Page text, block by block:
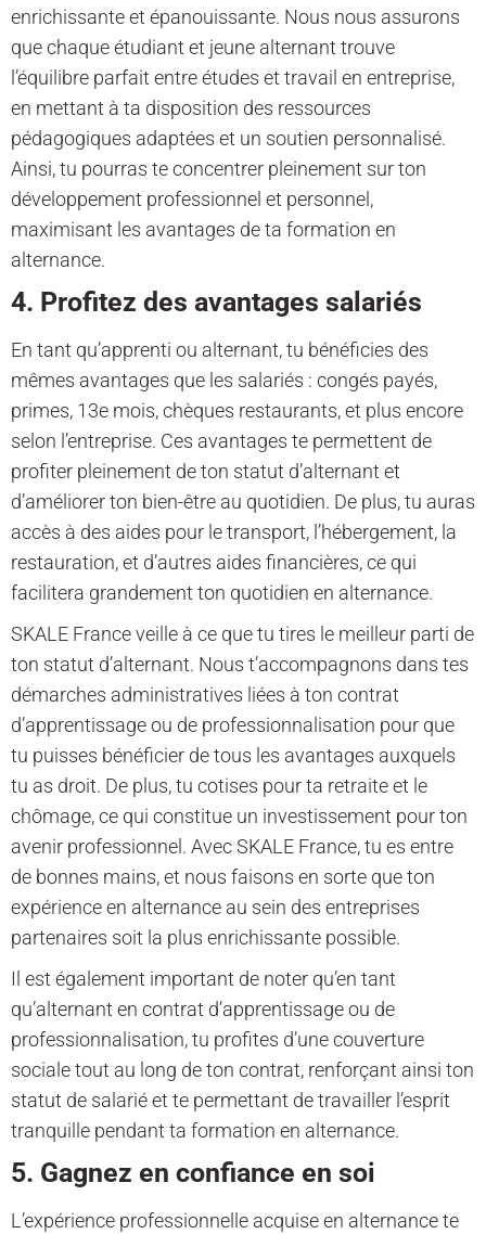
enrichissante et épanouissante. Nous nous assurons
que chaque étudiant et jeune alternant trouve
l’équilibre parfait entre études et travail en entreprise,
en mettant à ta disposition des ressources
pédagogiques adaptées et un soutien personnalisé.
Ainsi, tu pourras te concentrer pleinement sur ton
développement professionnel et personnel,
maximisant les avantages de ta formation en
alternance.
4. Profitez des avantages salariés
En tant qu’apprenti ou alternant, tu bénéficies des
mêmes avantages que les salariés : congés payés,
primes, 13e mois, chèques restaurants, et plus encore
selon l’entreprise. Ces avantages te permettent de
profiter pleinement de ton statut d’alternant et
d’améliorer ton bien-être au quotidien. De plus, tu auras
accès à des aides pour le transport, l’hébergement, la
restauration, et d’autres aides financières, ce qui
facilitera grandement ton quotidien en alternance.
SKALE France veille à ce que tu tires le meilleur parti de
ton statut d’alternant. Nous t’accompagnons dans tes
démarches administratives liées à ton contrat
d’apprentissage ou de professionnalisation pour que
tu puisses bénéficier de tous les avantages auxquels
tu as droit. De plus, tu cotises pour ta retraite et le
chômage, ce qui constitue un investissement pour ton
avenir professionnel. Avec SKALE France, tu es entre
de bonnes mains, et nous faisons en sorte que ton
expérience en alternance au sein des entreprises
partenaires soit la plus enrichissante possible.
Il est également important de noter qu’en tant
qu’alternant en contrat d’apprentissage ou de
professionnalisation, tu profites d’une couverture
sociale tout au long de ton contrat, renforçant ainsi ton
statut de salarié et te permettant de travailler l’esprit
tranquille pendant ta formation en alternance.
5. Gagnez en confiance en soi
L’expérience professionnelle acquise en alternance te